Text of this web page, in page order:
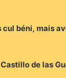
béni, mais
de las